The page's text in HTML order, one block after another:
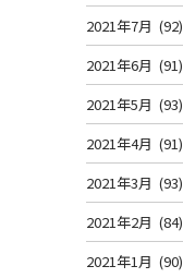
2021年7月 (92)
2021年6月 (91)
2021年5月 (93)
2021年4月 (91)
2021年3月 (93)
2021年2月 (84)
2021年1月 (90)